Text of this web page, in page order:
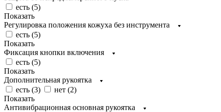
есть (5)
Показать
Регулировка положения кожуха без инструмента
есть (5)
Показать
Фиксация кнопки включения
есть (5)
Показать
Дополнительная рукоятка
есть (3) нет (2)
Показать
Антивибрационная основная рукоятка